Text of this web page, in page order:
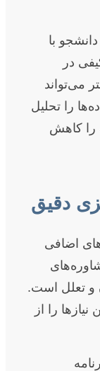
با
در
می‌تواند
را تحلیل
را کاهش
دقیق
اضافی
و تعلل است.
را از